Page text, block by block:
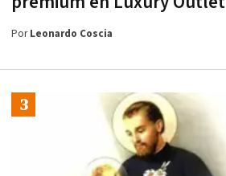
PorLeonardo Coscia